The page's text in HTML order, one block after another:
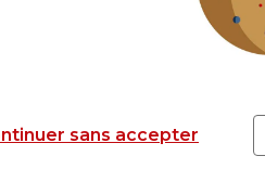
sans accepter